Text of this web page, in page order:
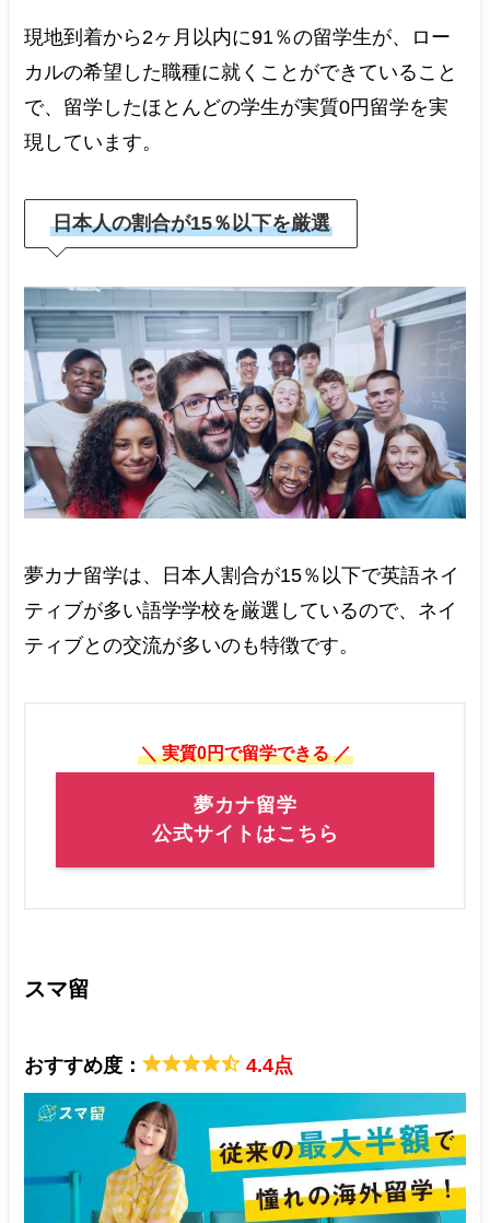
現地到着から2ヶ月以内に91％の留学生が、ロー
カルの希望した職種に就くことができていること
で、留学したほとんどの学生が実質0円留学を実
現しています。
日本人の割合が15％以下を厳選
夢カナ留学は、日本人割合が15％以下で英語ネイ
ティブが多い語学学校を厳選しているので、ネイ
ティブとの交流が多いのも特徴です。
＼ 実質0円で留学できる ／
夢カナ留学
公式サイトはこちら
スマ留
おすすめ度： 4.4点